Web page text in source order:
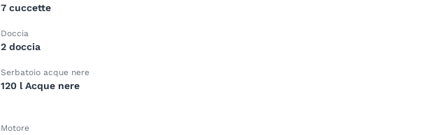
7 cuccette
Doccia
2 doccia
Serbatoio acque nere
120 l Acque nere
Motore